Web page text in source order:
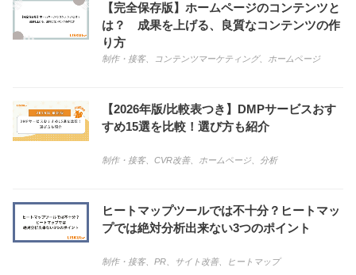
【完全保存版】ホームページのコンテンツと
は？ 成果を上げる、良質なコンテンツの作
り方
制作・接客、 コンテンツマーケティング、 ホームページ
【2026年版/比較表つき】DMPサービスおす
すめ15選を比較！選び方も紹介
制作・接客、 CVR改善、 ホームページ、 分析
ヒートマップツールでは不十分？ヒートマッ
プでは絶対分析出来ない3つのポイント
制作・接客、 PR サイト改善、 ヒートマップ